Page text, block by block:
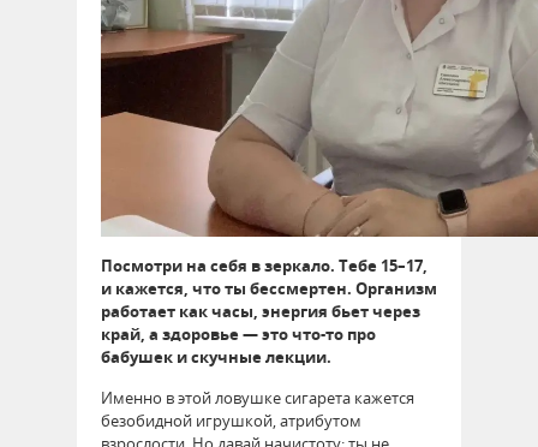
Посмотри на себя в зеркало. Тебе 15–17,
и кажется, что ты бессмертен. Организм
работает как часы, энергия бьет через
край, а здоровье — это что-то про
бабушек и скучные лекции.
Именно в этой ловушке сигарета кажется
безобидной игрушкой, атрибутом